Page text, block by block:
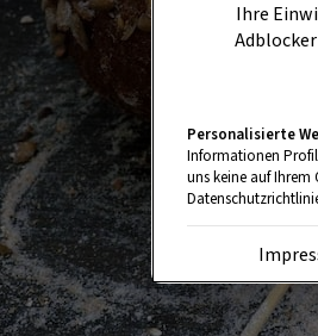
Ihre
Personalisierte
Informationen
uns keine auf Ihrem